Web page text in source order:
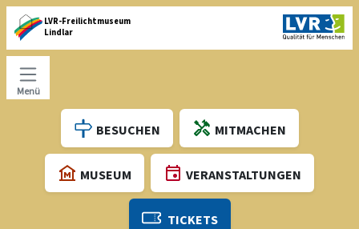
LVR-Freilichtmuseum
Lindlar
Menü
BESUCHEN MITMACHEN
MUSEUM VERANSTALTUNGEN
TICKETS